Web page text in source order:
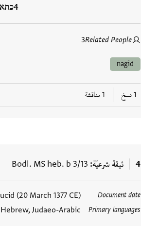
Related People
3
nagid
1 نسخ 1 مناقشة
4 ثيقة شرعيّة Bodl. MS heb. b 3/13
Document date
(20 March 1377 CE)
Primary languages
Hebrew, Judaeo-Arabic
العلامات